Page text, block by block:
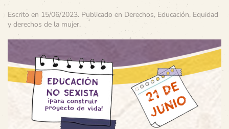
Escrito en 15/06/2023. Publicado en Derechos, Educación, Equidad
y derechos de la mujer.